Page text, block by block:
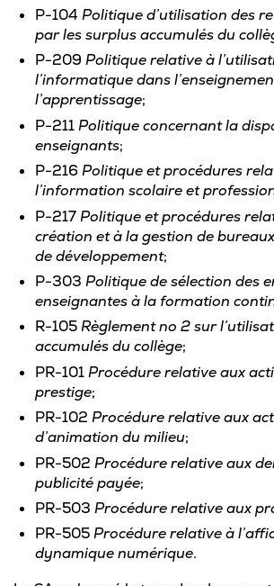
P-104 Politique d’utilisation des
par les surplus accumulés du
P-209 Politique relative à
l’informatique dans
l’apprentissage;
P-211Politique concernant la
enseignants;
P-216Politique et procédures
l’information scolaire et
P-217Politique et procédures
création et à la gestion de
de développement;
P-303 Politique de sélection des
enseignantes à la formation
R-105Règlement no 2 sur
accumulés du collège;
PR-101Procédure relative aux
prestige;
PR-102 Procédure relative aux
d’animation du milieu;
PR-502 Procédure relative aux
publicité payée;
PR-503 Procédure relative aux
PR-505Procédure relative à
dynamique numérique.